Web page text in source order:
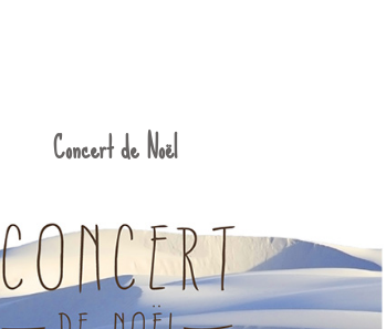
Concert de Noël